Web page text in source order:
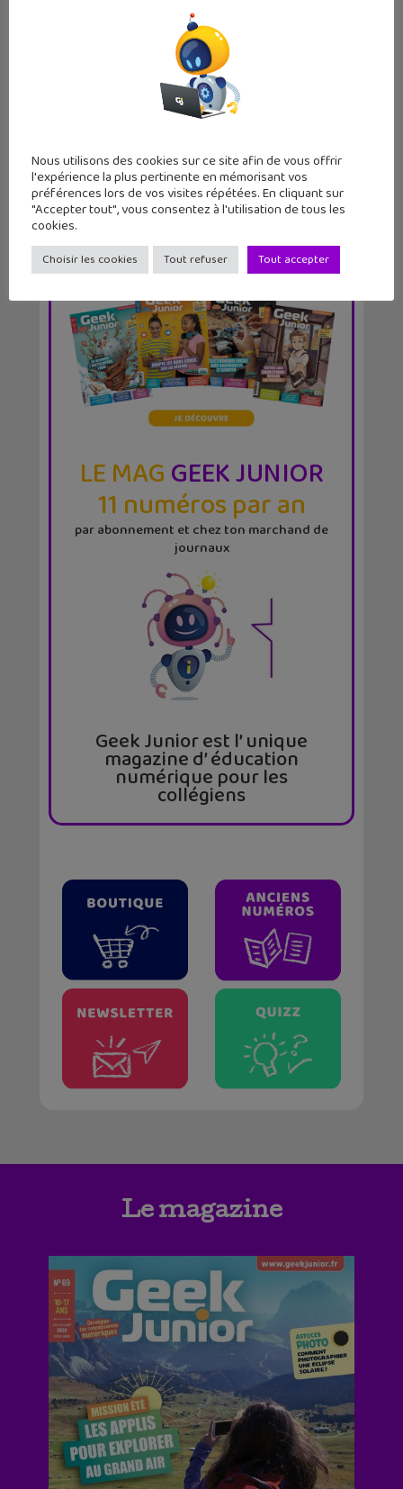
Les stickers Snapchat débarquent
chez iMessage et...
LE MAGGEEK JUNIOR
11 numéros par an
par abonnement et chez ton marchand de
journaux
Geek Junior est l’ unique
magazine d’ éducation
numérique pour les
collégiens
Le magazine
Nous utilisons des cookies sur ce site afin de vous offrir
l'expérience la plus pertinente en mémorisant vos
préférences lors de vos visites répétées. En cliquant sur
"Accepter tout", vous consentez à l'utilisation de tous les
cookies.
Choisir les cookies Tout refuser Tout accepter